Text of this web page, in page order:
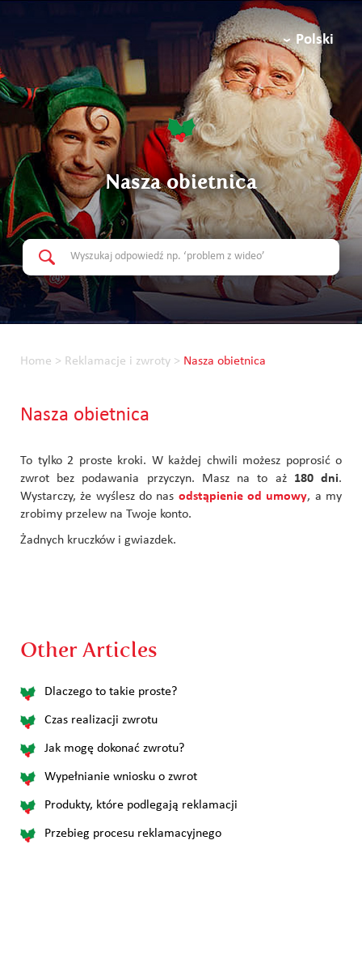
Polski
Nasza obietnica
Home > Reklamacje i zwroty > Nasza obietnica
Nasza obietnica
To tylko 2 proste kroki. W każdej chwili możesz poprosić o
zwrot bez podawania przyczyn. Masz na to aż 180 dni.
Wystarczy, że wyślesz do nas odstąpienie od umowy, a my
zrobimy przelew na Twoje konto.
Żadnych kruczków i gwiazdek.
Other Articles
Dlaczego to takie proste?
Czas realizacji zwrotu
Jak mogę dokonać zwrotu?
Wypełnianie wniosku o zwrot
Produkty, które podlegają reklamacji
Przebieg procesu reklamacyjnego